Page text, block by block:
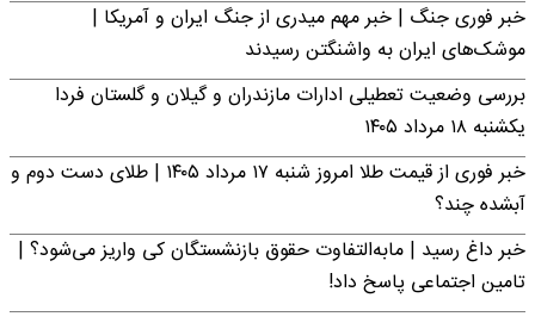
خبر فوری جنگ | خبر مهم میدری از جنگ ایران و آمریکا |
موشک‌های ایران به واشنگتن رسیدند
بررسی وضعیت تعطیلی ادارات مازندران و گیلان و گلستان فردا
یکشنبه ۱۸ مرداد ۱۴۰۵
خبر فوری از قیمت طلا امروز شنبه ۱۷ مرداد ۱۴۰۵ | طلای دست دوم و
آبشده چند؟
خبر داغ رسید | مابه‌التفاوت حقوق بازنشستگان کی واریز می‌شود؟ |
تامین اجتماعی پاسخ داد!